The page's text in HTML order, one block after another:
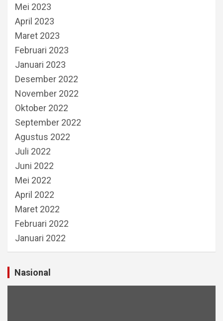
Mei 2023
April 2023
Maret 2023
Februari 2023
Januari 2023
Desember 2022
November 2022
Oktober 2022
September 2022
Agustus 2022
Juli 2022
Juni 2022
Mei 2022
April 2022
Maret 2022
Februari 2022
Januari 2022
Nasional